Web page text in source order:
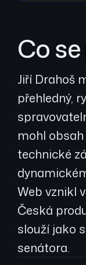
Co
Jiří Drahoš
přehledný,
mohl
technické
Web vznikl
Česká
slouží jako
senátora.